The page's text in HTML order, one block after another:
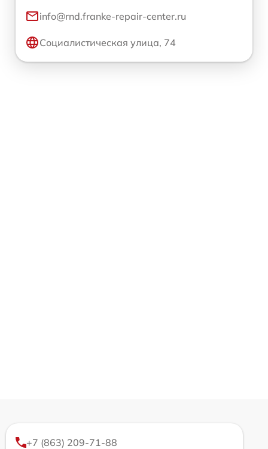
info@rnd.franke-repair-center.ru
Социалистическая улица, 74
+7 (863) 209-71-88